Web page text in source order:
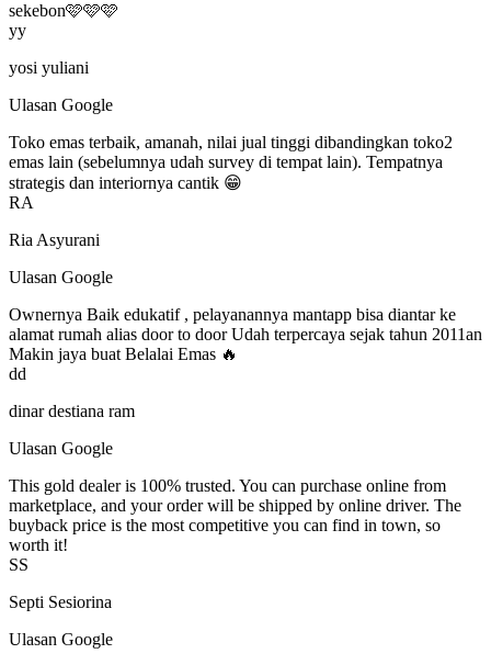
sekebon🩷🩷🩷
yy
yosi yuliani
Ulasan Google
Toko emas terbaik, amanah, nilai jual tinggi dibandingkan toko2
emas lain (sebelumnya udah survey di tempat lain). Tempatnya
strategis dan interiornya cantik 😁
RA
Ria Asyurani
Ulasan Google
Ownernya Baik edukatif , pelayanannya mantapp bisa diantar ke
alamat rumah alias door to door Udah terpercaya sejak tahun 2011an
Makin jaya buat Belalai Emas 🔥
dd
dinar destiana ram
Ulasan Google
This gold dealer is 100% trusted. You can purchase online from
marketplace, and your order will be shipped by online driver. The
buyback price is the most competitive you can find in town, so
worth it!
SS
Septi Sesiorina
Ulasan Google